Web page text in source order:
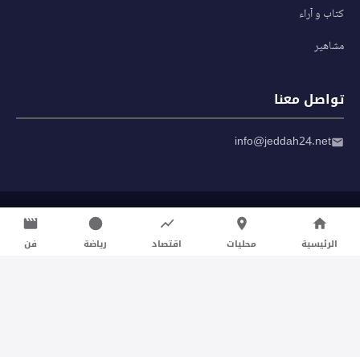
كتاب و آراء
مشاهير
تواصل معنا
info@jeddah24.net
سياسة الخصوصية
شروط الاستخدام
الرئيسية محليات اقتصاد رياضة فن